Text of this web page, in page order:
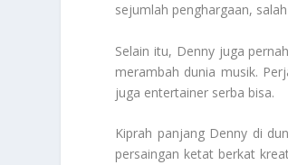
sejumlah penghargaan,
Selain itu, Denny juga
merambah dunia musik.
juga entertainer serba bisa.
Kiprah panjang Denny di
persaingan ketat berkat